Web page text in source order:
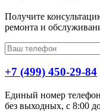
Получите
ремонта и
+7 (499) 450-29-84
Единый номер
без выходных, с 8:00